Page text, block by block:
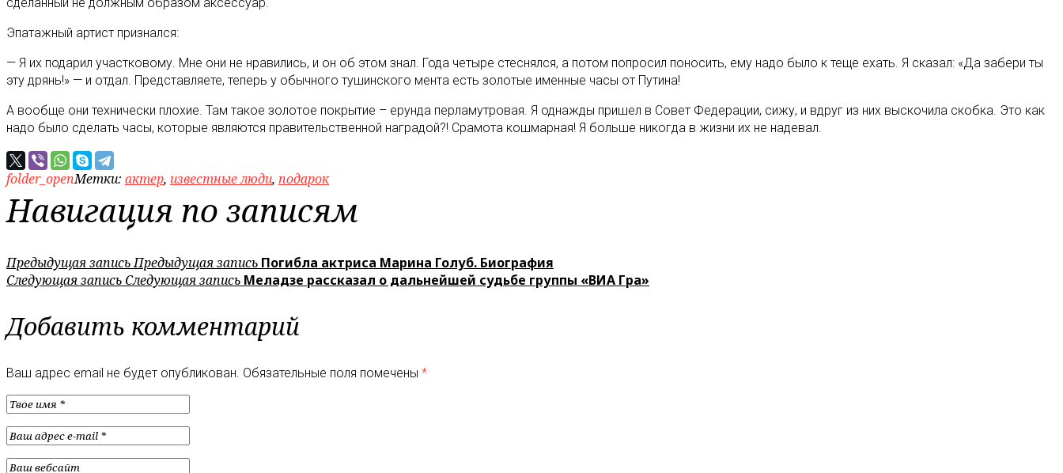
Эпатажный артист признался:
— Я их подарил участковому. Мне они не нравились, и он об этом знал. Года четыре стеснялся, а потом попросил поносить, ему надо было к теще ехать. Я сказал: «Да забери ты
эту дрянь!» — и отдал. Представляете, теперь у обычного тушинского мента есть золотые именные часы от Путина!
А вообще они технически плохие. Там такое золотое покрытие – ерунда перламутровая. Я однажды пришел в Совет Федерации, сижу, и вдруг из них выскочила скобка. Это как
надо было сделать часы, которые являются правительственной наградой?! Срамота кошмарная! Я больше никогда в жизни их не надевал.
folder_openМетки: актер, известные люди, подарок
Навигация по записям
Предыдущая записьПредыдущая запись Погибла актриса Марина Голуб. Биография
Следующая запись Следующая запись Меладзе рассказал о дальнейшей судьбе группы «ВИА Гра»
Добавить комментарий
Ваш адрес email не будет опубликован. Обязательные поля помечены *